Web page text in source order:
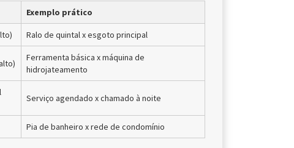
Exemplo prático
Ralo de quintal x esgoto principal
Ferramenta básica x máquina de
hidrojateamento
Serviço agendado x chamado à noite
Pia de banheiro x rede de condomínio